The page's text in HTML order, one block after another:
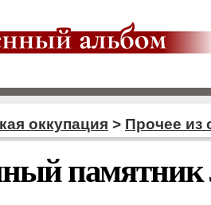
оккупация > Прочее из